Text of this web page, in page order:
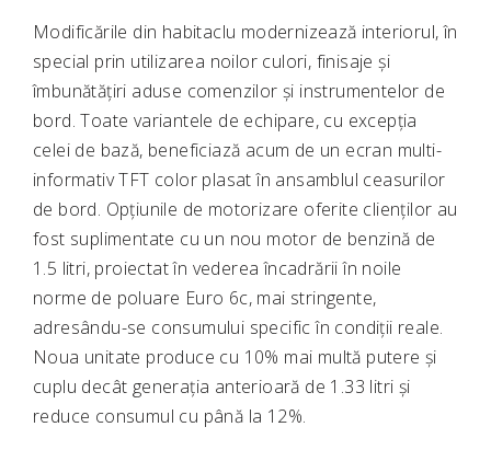
Modificările din habitaclu modernizează interiorul, în
special prin utilizarea noilor culori, finisaje și
îmbunătățiri aduse comenzilor și instrumentelor de
bord. Toate variantele de echipare, cu excepția
celei de bază, beneficiază acum de un ecran multi-
informativ TFT color plasat în ansamblul ceasurilor
de bord. Opțiunile de motorizare oferite clienților au
fost suplimentate cu un nou motor de benzină de
1.5 litri, proiectat în vederea încadrării în noile
norme de poluare Euro 6c, mai stringente,
adresându-se consumului specific în condiții reale.
Noua unitate produce cu 10% mai multă putere și
cuplu decât generația anterioară de 1.33 litri și
reduce consumul cu până la 12%.